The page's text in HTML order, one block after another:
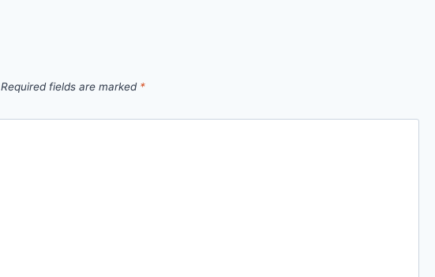
Required fields are marked *